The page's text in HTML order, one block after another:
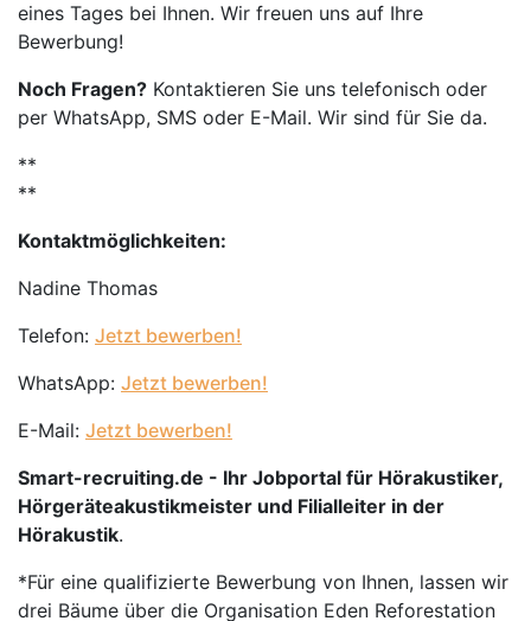
eines Tages bei Ihnen. Wir freuen uns auf Ihre
Bewerbung!
Noch Fragen? Kontaktieren Sie uns telefonisch oder
per WhatsApp, SMS oder E-Mail. Wir sind für Sie da.
**
**
Kontaktmöglichkeiten:
Nadine Thomas
Telefon: Jetzt bewerben!
WhatsApp: Jetzt bewerben!
E-Mail: Jetzt bewerben!
Smart-recruiting.de - Ihr Jobportal für Hörakustiker,
Hörgeräteakustikmeister und Filialleiter in der
Hörakustik.
*Für eine qualifizierte Bewerbung von Ihnen, lassen wir
drei Bäume über die Organisation Eden Reforestation